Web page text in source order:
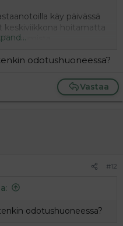
käy päivässä
keskiviikkona hoitamatta
ja hoidettu, mutta osa
seuraus
odotushuoneessa?
Vastaa
#12
:
odotushuoneessa?